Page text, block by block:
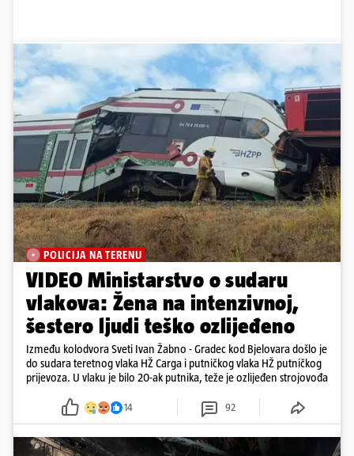
POLICIJA NA TERENU
VIDEO Ministarstvo o sudaru
vlakova: Žena na intenzivnoj,
šestero ljudi teško ozlijeđeno
Između kolodvora Sveti Ivan Žabno - Gradec kod Bjelovara došlo je
do sudara teretnog vlaka HŽ Carga i putničkog vlaka HŽ putničkog
prijevoza. U vlaku je bilo 20-ak putnika, teže je ozlijeđen strojovođa
14 92